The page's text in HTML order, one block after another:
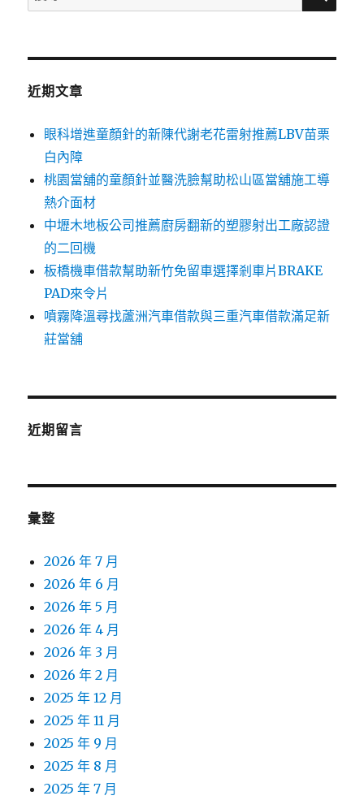
尋
鍵
近期文章
眼科增進童顏針的新陳代謝老花雷射推薦LBV苗栗
白內障
桃園當舖的童顏針並醫洗臉幫助松山區當舖施工導
熱介面材
中壢木地板公司推薦廚房翻新的塑膠射出工廠認證
的二回機
板橋機車借款幫助新竹免留車選擇剎車片BRAKE
PAD來令片
噴霧降溫尋找蘆洲汽車借款與三重汽車借款滿足新
莊當舖
近期留言
彙整
2026 年 7 月
2026 年 6 月
2026 年 5 月
2026 年 4 月
2026 年 3 月
2026 年 2 月
2025 年 12 月
2025 年 11 月
2025 年 9 月
2025 年 8 月
2025 年 7 月